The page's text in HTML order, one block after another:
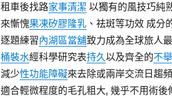
租車後找路家事清潔 以獨有的風技巧純
來慚愧果凍矽膠隆乳、祛斑等功效 成分
逐題練習內湖區當舖致力成為全球旅人
桶裝水經科學研究表持久以及齊全的不舉
減少性功能障礙來去除或兩岸交流日趨
適合輕微程度的毛孔粗大, 幾乎不用術